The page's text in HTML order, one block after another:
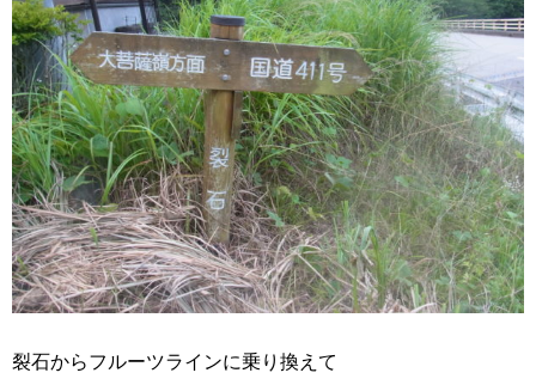
裂石からフルーツラインに乗り換えて